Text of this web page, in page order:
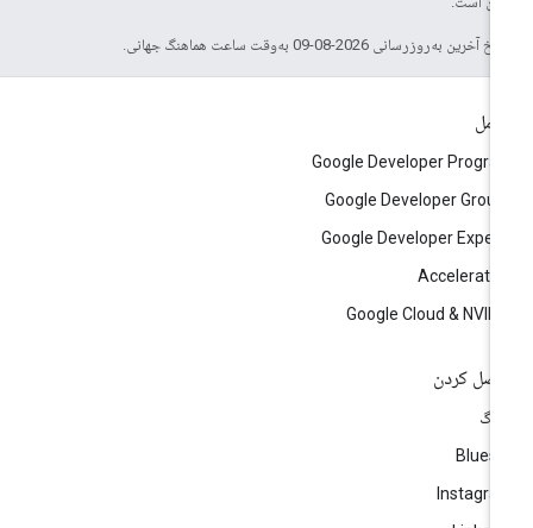
آخرین به‌روزرسانی 2026-08-09 به‌وقت ساعت هماهنگ جهانی.
Google Developer
Google Developer
Google Developer
Google Cloud &
کردن